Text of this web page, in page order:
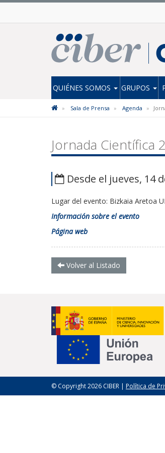
QUIÉNES SOMOS GRUPOS
Sala de Prensa Agenda
Jornada Científica
Desde el jueves, 14
Lugar del evento: Bizkaia Aretoa
Información sobre el evento
Página web
Volver al Listado
© Copyright 2026 CIBER | Política de